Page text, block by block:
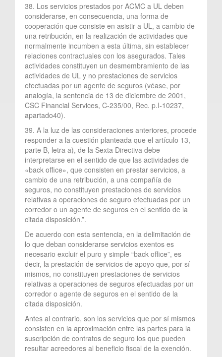
38. Los servicios prestados por ACMC a UL deben
considerarse, en consecuencia, una forma de
cooperación que consiste en asistir a UL, a cambio de
una retribución, en la realización de actividades que
normalmente incumben a esta última, sin establecer
relaciones contractuales con los asegurados. Tales
actividades constituyen un desmembramiento de las
actividades de UL y no prestaciones de servicios
efectuadas por un agente de seguros (véase, por
analogía, la sentencia de 13 de diciembre de 2001,
CSC Financial Services, C-235/00, Rec. p.I-10237,
apartado40).
39. A la luz de las consideraciones anteriores, procede
responder a la cuestión planteada que el artículo 13,
parte B, letra a), de la Sexta Directiva debe
interpretarse en el sentido de que las actividades de
«back office», que consisten en prestar servicios, a
cambio de una retribución, a una compañía de
seguros, no constituyen prestaciones de servicios
relativas a operaciones de seguro efectuadas por un
corredor o un agente de seguros en el sentido de la
citada disposición.”.
De acuerdo con esta sentencia, en la delimitación de
lo que deban considerarse servicios exentos es
necesario excluir el puro y simple “back office”, es
decir, la prestación de servicios de apoyo que, por sí
mismos, no constituyen prestaciones de servicios
relativas a operaciones de seguros efectuadas por un
corredor o agente de seguros en el sentido de la
citada disposición.
Antes al contrario, son los servicios que por sí mismos
consisten en la aproximación entre las partes para la
suscripción de contratos de seguro los que pueden
resultar acreedores al beneficio fiscal de la exención.